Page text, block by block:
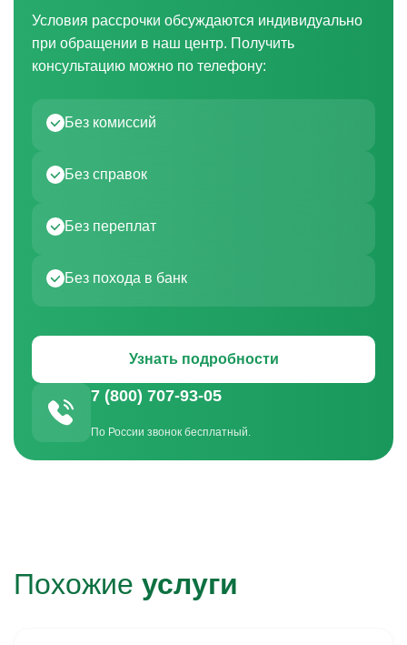
Условия рассрочки обсуждаются индивидуально
при обращении в наш центр. Получить
консультацию можно по телефону:
Узнать подробности
7 (800) 707-93-05
По России звонок бесплатный.
Без комиссий
Без справок
Без переплат
Без похода в банк
Похожие услуги